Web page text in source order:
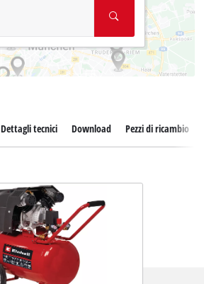
Dettagli tecnici Download Pezzi di ricambio